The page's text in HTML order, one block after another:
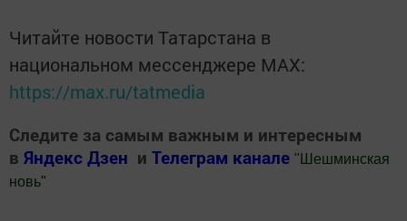
Читайте новости Татарстана в
национальном мессенджере MАХ:
https://max.ru/tatmedia
Следите за самым важным и интересным
в Яндекс Дзен и Телеграм канале " Шешминская
новь"